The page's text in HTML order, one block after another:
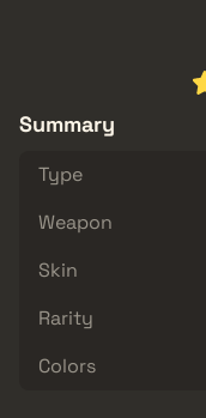
Summary
Type
Weapon
Skin
Rarity
Colors